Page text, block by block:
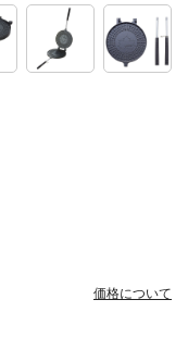
価格について